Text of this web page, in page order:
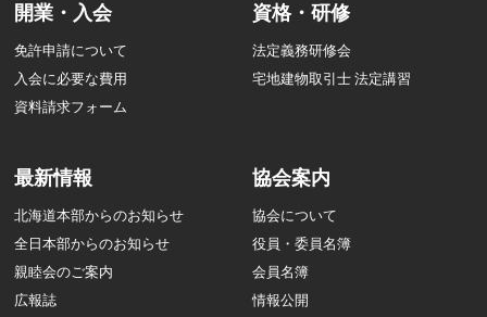
開業・入会
免許申請について
入会に必要な費用
資料請求フォーム
資格・研修
法定義務研修会
宅地建物取引士 法定講習
最新情報
北海道本部からのお知らせ
全日本部からのお知らせ
親睦会のご案内
広報誌
協会案内
協会について
役員・委員名簿
会員名簿
情報公開